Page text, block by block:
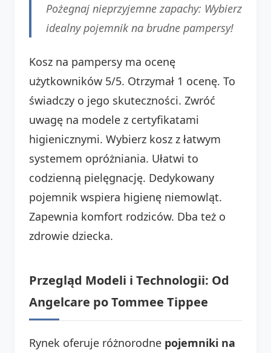
Pożegnaj nieprzyjemne zapachy: Wybierz
idealny pojemnik na brudne pampersy!
Kosz na pampersy ma ocenę
użytkowników 5/5. Otrzymał 1 ocenę. To
świadczy o jego skuteczności. Zwróć
uwagę na modele z certyfikatami
higienicznymi. Wybierz kosz z łatwym
systemem opróżniania. Ułatwi to
codzienną pielęgnację. Dedykowany
pojemnik wspiera higienę niemowląt.
Zapewnia komfort rodziców. Dba też o
zdrowie dziecka.
Przegląd Modeli i Technologii: Od
Angelcare po Tommee Tippee
Rynek oferuje różnorodne pojemniki na